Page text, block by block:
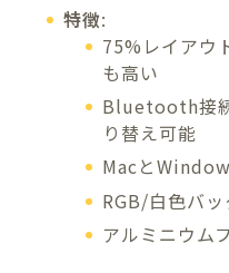
特徴:
75%レイアウ
も高い
Bluetooth接
り替え可能
Macと
RGB/白色バ
アルミニウム